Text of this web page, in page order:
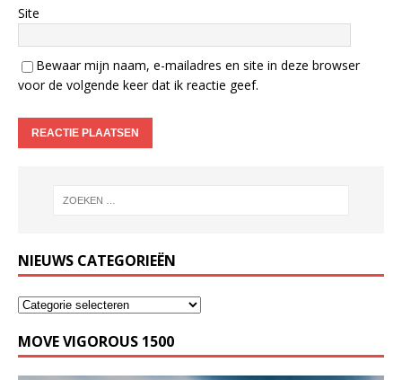
Site
Bewaar mijn naam, e-mailadres en site in deze browser
voor de volgende keer dat ik reactie geef.
NIEUWS CATEGORIEËN
MOVE VIGOROUS 1500